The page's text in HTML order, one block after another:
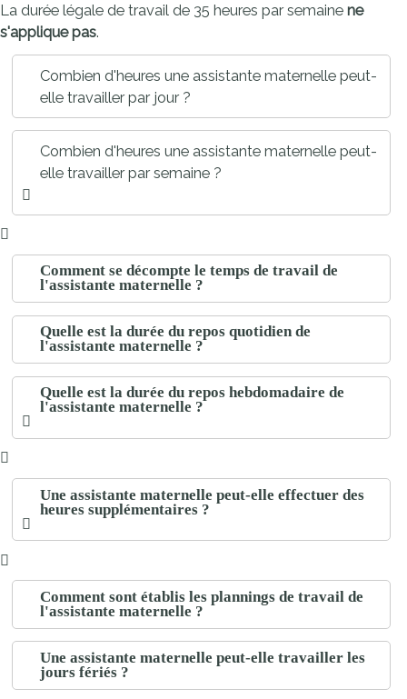
La durée légale de travail de 35 heures par semaine ne
s'applique pas.
Combien d'heures une assistante maternelle peut-
elle travailler par jour ?
Combien d'heures une assistante maternelle peut-
elle travailler par semaine ?
Comment se décompte le temps de travail de
l'assistante maternelle ?
Quelle est la durée du repos quotidien de
l'assistante maternelle ?
Quelle est la durée du repos hebdomadaire de
l'assistante maternelle ?
Une assistante maternelle peut-elle effectuer des
heures supplémentaires ?
Comment sont établis les plannings de travail de
l'assistante maternelle ?
Une assistante maternelle peut-elle travailler les
jours fériés ?